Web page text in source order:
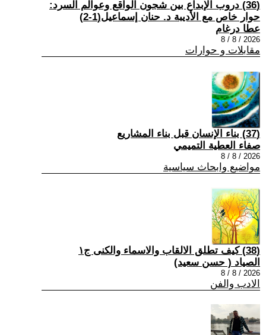
(36) دروب الإبداع بين شجون الواقع وعوالم السرد:
حوار خاص مع الأديبة د. حنان إسماعيل(1-2)
عطا درغام
2026 / 8 / 8
مقابلات و حوارات
(37) بناء الإنسان قبل بناء المشاريع
صفاء العطية التميمي
2026 / 8 / 8
مواضيع وابحاث سياسية
(38) كيف تطلق الالقاب والاسماء والكنى ج١
الصياد ‏( حسن سعيد‏)
2026 / 8 / 8
الادب والفن